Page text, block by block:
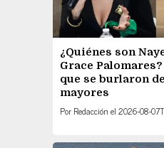
¿Quiénes son
Grace
que se burlaron
mayores
Por Redacción el 2026-08-